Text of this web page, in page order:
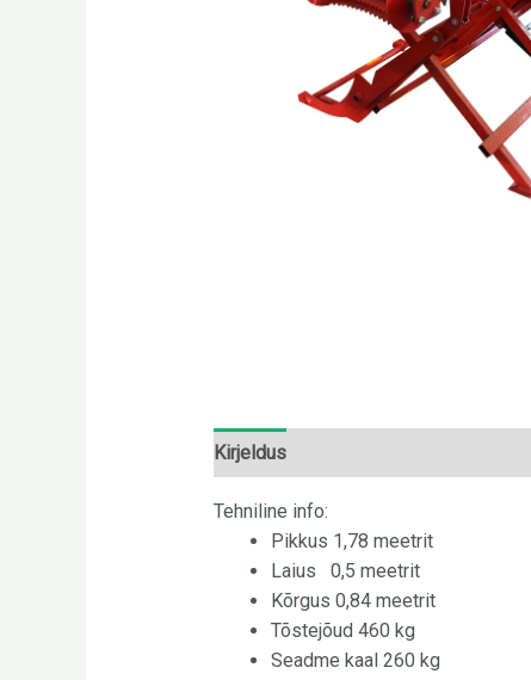
Kirjeldus
Tehniline info:
Pikkus 1,78 meetrit
Laius 0,5 meetrit
Kõrgus 0,84 meetrit
Tõstejõud 460 kg
Seadme kaal 260 kg